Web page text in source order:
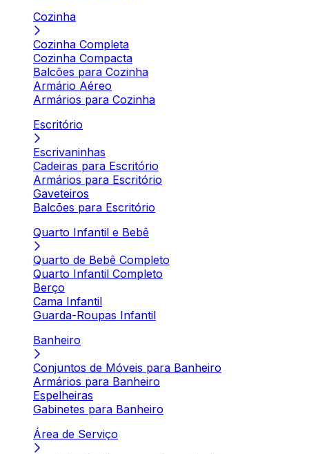
Cozinha
Cozinha Completa
Cozinha Compacta
Balcões para Cozinha
Armário Aéreo
Armários para Cozinha
Escritório
Escrivaninhas
Cadeiras para Escritório
Armários para Escritório
Gaveteiros
Balcões para Escritório
Quarto Infantil e Bebê
Quarto de Bebê Completo
Quarto Infantil Completo
Berço
Cama Infantil
Guarda-Roupas Infantil
Banheiro
Conjuntos de Móveis para Banheiro
Armários para Banheiro
Espelheiras
Gabinetes para Banheiro
Área de Serviço